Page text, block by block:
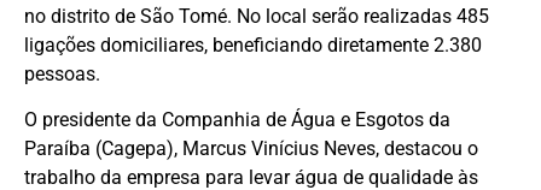
no distrito de São Tomé. No local serão realizadas 485
ligações domiciliares, beneficiando diretamente 2.380
pessoas.
O presidente da Companhia de Água e Esgotos da
Paraíba (Cagepa), Marcus Vinícius Neves, destacou o
trabalho da empresa para levar água de qualidade às